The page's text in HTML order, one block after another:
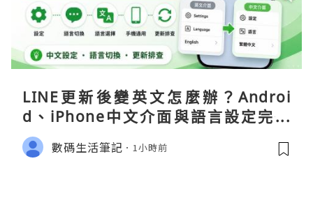
LINE更新後變英文怎麼辦？Androi
d、iPhone中文介面與語言設定完整
指南
數碼生活筆記 1小時前